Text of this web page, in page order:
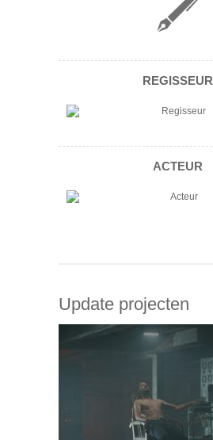
REGISSEUR
ACTEUR
Update projecten